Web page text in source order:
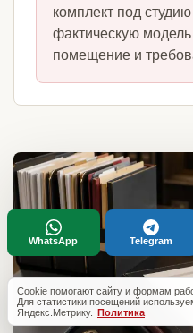
комплект под
фактическую
помещение и
Cookie помогают сайту и формам
Для статистики посещений
Яндекс.Метрику. Политика
WhatsApp Telegram